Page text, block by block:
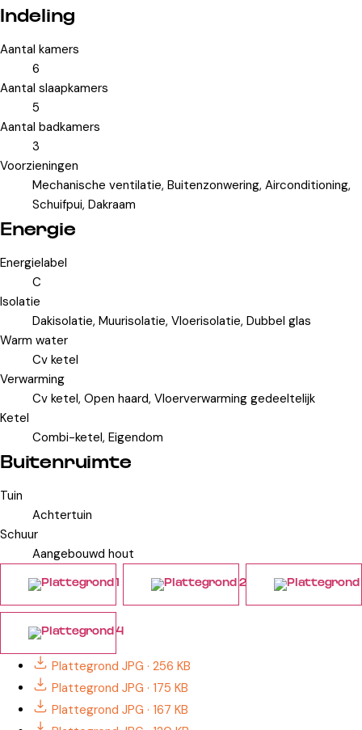
Indeling
Aantal kamers
6
Aantal slaapkamers
5
Aantal badkamers
3
Voorzieningen
Mechanische ventilatie, Buitenzonwering, Airconditioning,
Schuifpui, Dakraam
Energie
Energielabel
C
Isolatie
Dakisolatie, Muurisolatie, Vloerisolatie, Dubbel glas
Warm water
Cv ketel
Verwarming
Cv ketel, Open haard, Vloerverwarming gedeeltelijk
Ketel
Combi-ketel, Eigendom
Buitenruimte
Tuin
Achtertuin
Schuur
Aangebouwd hout
Plattegrond JPG · 256 KB
Plattegrond JPG · 175 KB
Plattegrond JPG · 167 KB